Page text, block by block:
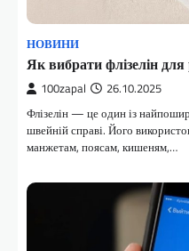
НОВИНИ
Як вибрати флізелін для
100zapal 26.10.2025
Флізелін — це один із
швейній справі. Його
манжетам, поясам, кишеням,…